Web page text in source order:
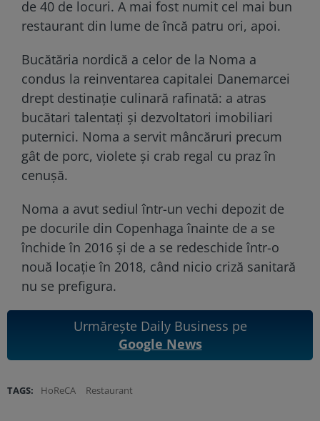
de 40 de locuri. A mai fost numit cel mai bun
restaurant din lume de încă patru ori, apoi.
Bucătăria nordică a celor de la Noma a
condus la reinventarea capitalei Danemarcei
drept destinație culinară rafinată: a atras
bucătari talentați și dezvoltatori imobiliari
puternici. Noma a servit mâncăruri precum
gât de porc, violete și crab regal cu praz în
cenușă.
Noma a avut sediul într-un vechi depozit de
pe docurile din Copenhaga înainte de a se
închide în 2016 și de a se redeschide într-o
nouă locație în 2018, când nicio criză sanitară
nu se prefigura.
Urmărește Daily Business pe
Google News
TAGS: HoReCA Restaurant